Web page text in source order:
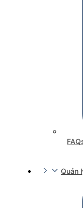
Quản